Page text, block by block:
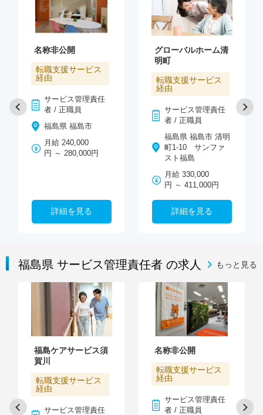
名称非公開
転職支援サービス
経由
サービス管理責任
者 / 正職員
福島県 福島市
月給 240,000
円 ～ 280,000円
詳細を見る
グローバルホーム清
明町
転職支援サービス
経由
サービス管理責任
者 / 正職員
福島県 福島市 清明
町1-10 サンファ
スト福島
月給 330,000
円 ～ 411,000円
詳細を見る
福島県 サービス管理責任者 の求人 もっと見る
福島ケアサービス須
賀川
転職支援サービス
経由
サービス管理責任
名称非公開
転職支援サービス
経由
サービス管理責任
者 / 正職員